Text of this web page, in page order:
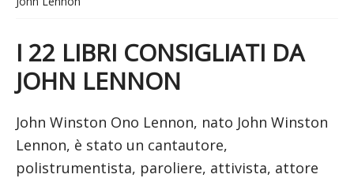
pagina
I 22 LIBRI CONSIGLIATI DA
JOHN LENNON
John Winston Ono Lennon, nato John Winston
Lennon, è stato un cantautore,
polistrumentista, paroliere, attivista, attore